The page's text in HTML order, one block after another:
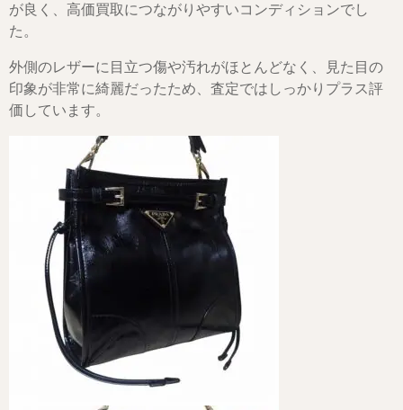
が良く、高価買取につながりやすいコンディションでし
た。
外側のレザーに目立つ傷や汚れがほとんどなく、見た目の
印象が非常に綺麗だったため、査定ではしっかりプラス評
価しています。